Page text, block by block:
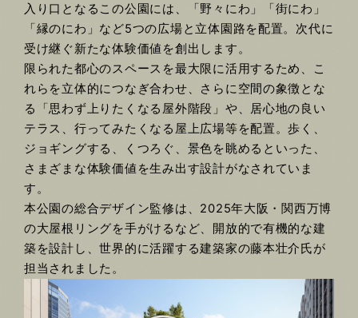
入り口となるこの公園には、「野々にわ」「街にわ」
「縁のにわ」など5つの広場と立体園路を配置。次代に
受け継ぐ新たな体験価値を創出します。
限られた都心のスペースを最大限に活用するため、こ
れらを立体的につなぎ合わせ、さらに空間の象徴とな
る「思わず上りたくなる屋外階段」や、居心地の良い
テラス、行ってみたくなる屋上広場等を配置。歩く、
ジョギングする、くつろぐ、景色を眺めるといった、
さまざまな体験価値を生み出す設計がなされていま
す。
本公園の総合デザイン監修は、2025年大阪・関西万博
の大屋根リングを手がけるなど、開放的で有機的な建
築を設計し、世界的に活躍する建築家の藤本壮介氏が
担当されました。